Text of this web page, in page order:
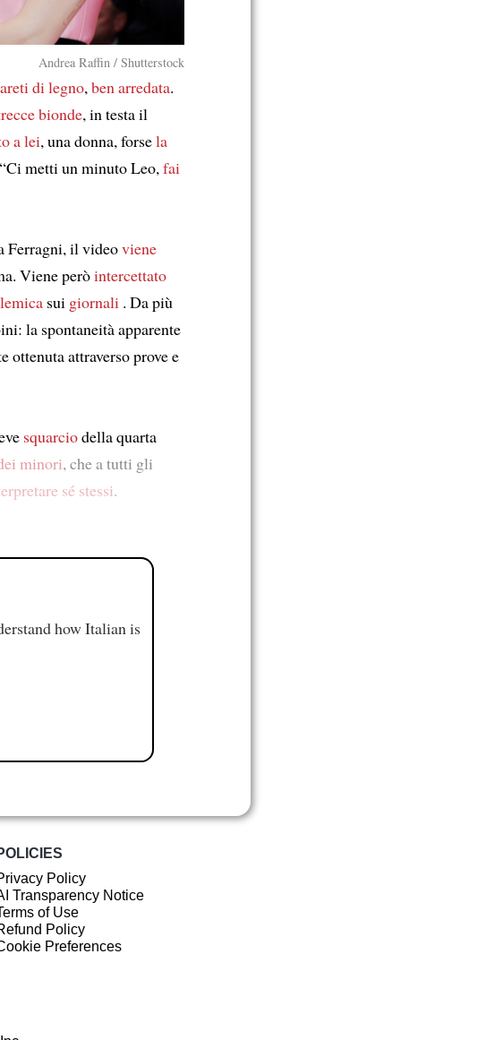
Andrea Raffin / Shutterstock
di legno, ben arredata.
bionde, in testa il
a lei, una donna, forsela
metti un minuto Leo, fai
Ferragni, il videoviene
Viene peròintercettato
sui giornali . Da più
la spontaneità apparente
ottenuta attraverso prove e
squarciodella quarta
minori, che a tutti gli
sé stessi.
how Italian is
Policy
Transparency Notice
of Use
Policy
Preferences